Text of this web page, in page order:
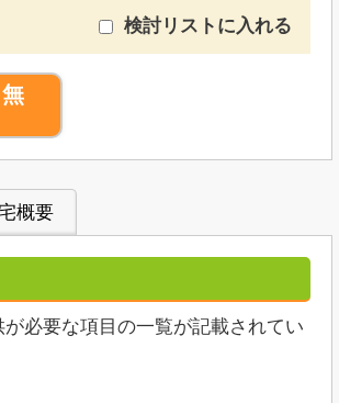
検討リストに入れる
無
概要
必要な項目の一覧が記載されてい